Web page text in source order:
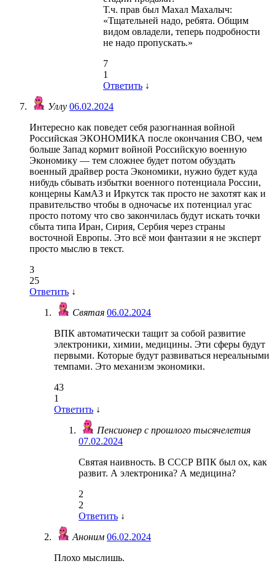
Т.ч. прав был Махал Махалыч:
«Тщательней надо, ребята. Общим
видом овладели, теперь подробности
не надо пропускать.»
7
1
Ответить ↓
Уллу 06.02.2024
Интересно как поведет себя разогнанная войной
Российская ЭКОНОМИКА после окончания СВО, чем
больше Запад кормит войной Российскую военную
Экономику — тем сложнее будет потом обуздать
военный драйвер роста Экономики, нужно будет куда
нибудь сбывать избытки военного потенциала России,
концерны КамАЗ и Иркутск так просто не захотят как и
правительство чтобы в одночасье их потенциал угас
просто потому что сво закончилась будут искать точки
сбыта типа Иран, Сирия, Сербия через страны
восточной Европы. Это всё мои фантазии я не эксперт
просто мыслю в текст.
3
25
Ответить ↓
Святая 06.02.2024
ВПК автоматически тащит за собой развитие
электроники, химии, медицины. Эти сферы будут
первыми. Которые будут развиваться нереальными
темпами. Это механизм экономики.
43
1
Ответить ↓
Пенсионер с прошлого тысячелетия
07.02.2024
Святая наивность. В СССР ВПК был ох, как
развит. А электроника? А медицина?
2
2
Ответить ↓
Аноним 06.02.2024
Плохо мыслишь.